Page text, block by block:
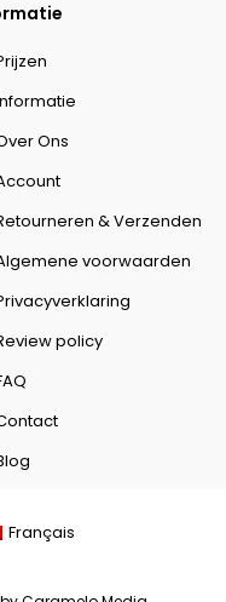
Ons
& Verzenden
voorwaarden
policy
Français